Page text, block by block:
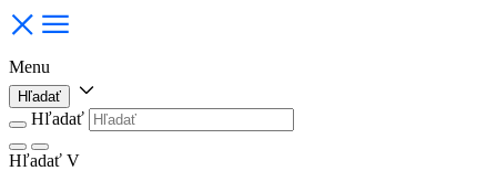
Menu
Hľadať
Hľadať
Hľadať V